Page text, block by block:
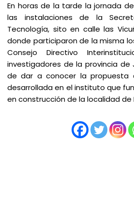
En horas de la tarde la jornada
las instalaciones de la
Tecnología, sito en calle las
donde participaron de la misma
Consejo Directivo
investigadores de la provincia de
de dar a conocer la propuesta
desarrollada en el instituto que
en construcción de la localidad de